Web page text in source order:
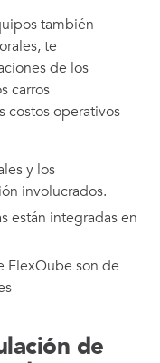
también
te
de los
carros
costos operativos
y los
involucrados.
están integradas en
FlexQube son de
de